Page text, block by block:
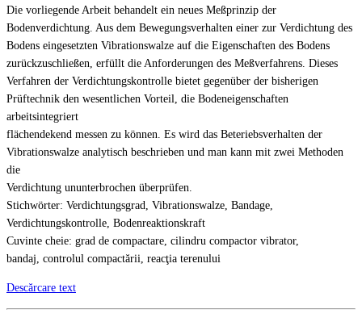
Die vorliegende Arbeit behandelt ein neues Meßprinzip der
Bodenverdichtung. Aus dem Bewegungsverhalten einer zur Verdichtung des
Bodens eingesetzten Vibrationswalze auf die Eigenschaften des Bodens
zurückzuschließen, erfüllt die Anforderungen des Meßverfahrens. Dieses
Verfahren der Verdichtungskontrolle bietet gegenüber der bisherigen
Prüftechnik den wesentlichen Vorteil, die Bodeneigenschaften
arbeitsintegriert
flächendekend messen zu können. Es wird das Beteriebsverhalten der
Vibrationswalze analytisch beschrieben und man kann mit zwei Methoden
die
Verdichtung ununterbrochen überprüfen.
Stichwörter: Verdichtungsgrad, Vibrationswalze, Bandage,
Verdichtungskontrolle, Bodenreaktionskraft
Cuvinte cheie: grad de compactare, cilindru compactor vibrator,
bandaj, controlul compactării, reacţia terenului
Descărcare text